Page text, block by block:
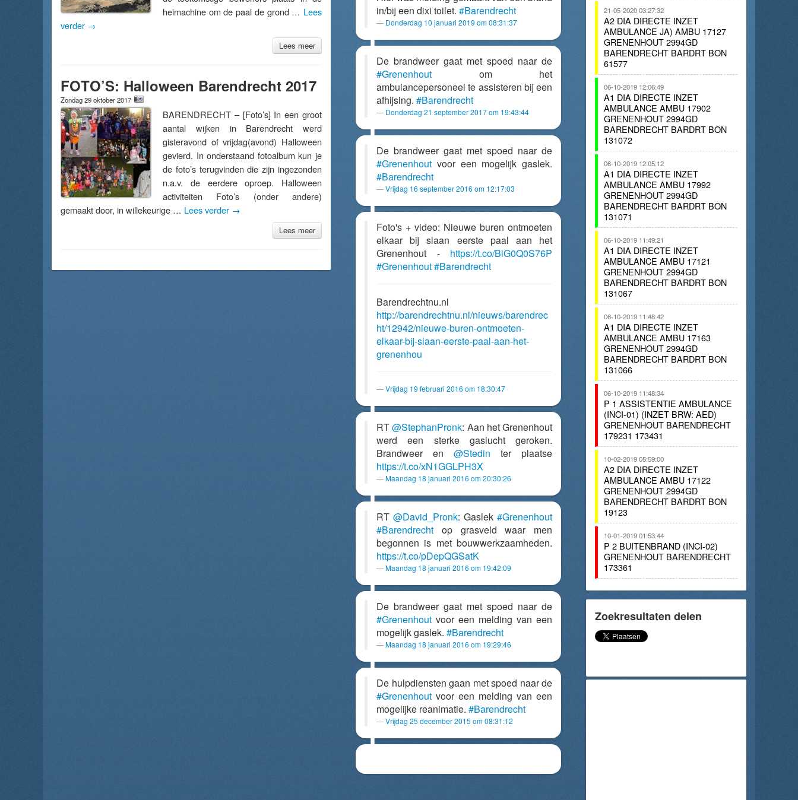
heimachine om de paal de grond … Lees
verder →
Lees meer
FOTO’S: Halloween Barendrecht 2017
Zondag 29 oktober 2017
BARENDRECHT – [Foto’s] In een groot
aantal wijken in Barendrecht werd
gisteravond of vrijdag(avond) Halloween
gevierd. In onderstaand fotoalbum kun je
de foto’s terugvinden die zijn ingezonden
n.a.v. de eerdere oproep. Halloween
activiteiten Foto’s (onder andere)
gemaakt door, in willekeurige … Lees verder →
Lees meer
in/bij een dixi toilet. #Barendrecht
Donderdag 10 januari 2019 om 08:31:37
De brandweer gaat met spoed naar de
#Grenenhout om het
ambulancepersoneel te assisteren bij een
afhijsing. #Barendrecht
Donderdag 21 september 2017 om 19:43:44
De brandweer gaat met spoed naar de
#Grenenhout voor een mogelijk gaslek.
#Barendrecht
Vrijdag 16 september 2016 om 12:17:03
Foto's + video: Nieuwe buren ontmoeten
elkaar bij slaan eerste paal aan het
Grenenhout - https://t.co/BiG0Q0S76P
#Grenenhout#Barendrecht
Barendrechtnu.nl
http://barendrechtnu.nl/nieuws/barendrec
ht/12942/nieuwe-buren-ontmoeten-
elkaar-bij-slaan-eerste-paal-aan-het-
grenenhou
Vrijdag 19 februari 2016 om 18:30:47
RT@StephanPronk: Aan het Grenenhout
werd een sterke gaslucht geroken.
Brandweer en @Stedin ter plaatse
https://t.co/xN1GGLPH3X
Maandag 18 januari 2016 om 20:30:26
RT @David_Pronk: Gaslek #Grenenhout
#Barendrecht op grasveld waar men
begonnen is met bouwwerkzaamheden.
https://t.co/pDepQGSatK
Maandag 18 januari 2016 om 19:42:09
De brandweer gaat met spoed naar de
#Grenenhout voor een melding van een
mogelijk gaslek. #Barendrecht
Maandag 18 januari 2016 om 19:29:46
De hulpdiensten gaan met spoed naar de
#Grenenhout voor een melding van een
mogelijke reanimatie. #Barendrecht
Vrijdag 25 december 2015 om 08:31:12
21-05-2020 03:27:32
A2 DIA DIRECTE INZET
AMBULANCE JA) AMBU 17127
GRENENHOUT 2994GD
BARENDRECHT BARDRT BON
61577
06-10-2019 12:06:49
A1 DIA DIRECTE INZET
AMBULANCE AMBU 17902
GRENENHOUT 2994GD
BARENDRECHT BARDRT BON
131072
06-10-2019 12:05:12
A1 DIA DIRECTE INZET
AMBULANCE AMBU 17992
GRENENHOUT 2994GD
BARENDRECHT BARDRT BON
131071
06-10-2019 11:49:21
A1 DIA DIRECTE INZET
AMBULANCE AMBU 17121
GRENENHOUT 2994GD
BARENDRECHT BARDRT BON
131067
06-10-2019 11:48:42
A1 DIA DIRECTE INZET
AMBULANCE AMBU 17163
GRENENHOUT 2994GD
BARENDRECHT BARDRT BON
131066
06-10-2019 11:48:34
P 1 ASSISTENTIE AMBULANCE
(INCI-01) (INZET BRW: AED)
GRENENHOUT BARENDRECHT
179231 173431
10-02-2019 05:59:00
A2 DIA DIRECTE INZET
AMBULANCE AMBU 17122
GRENENHOUT 2994GD
BARENDRECHT BARDRT BON
19123
10-01-2019 01:53:44
P 2 BUITENBRAND (INCI-02)
GRENENHOUT BARENDRECHT
173361
Zoekresultaten delen